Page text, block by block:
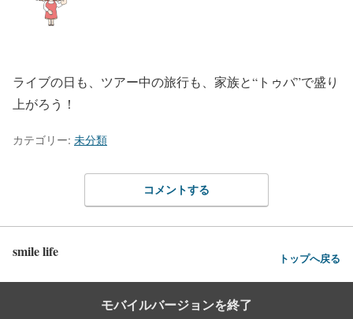
ライブの日も、ツアー中の旅行も、家族と“トゥバ”で盛り
上がろう！
カテゴリー: 未分類
コメントする
smile life トップへ戻る
モバイルバージョンを終了